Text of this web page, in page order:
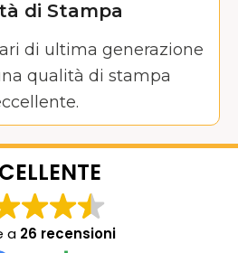
di Stampa
di ultima generazione
qualità di stampa
a 26 recensioni